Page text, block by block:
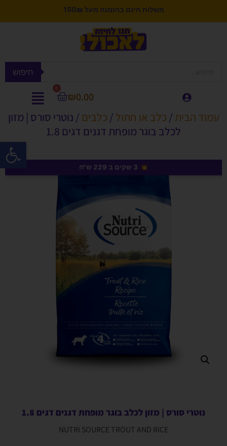
פתח
משלוח חינם בהזמנה מעל 150₪
חיפוש
₪0.00
0
עמוד הבית / כלב או חתול / כלבים / נוטרי סורס | מזון
לכלב בוגר מופחת דגנים דגים 1.8
נוטרי סורס | מזון לכלב בוגר מופחת דגנים דגים 1.8
NUTRI SOURCE TROUT AND RICE
💥 3 שקים ב 229 ש"ח